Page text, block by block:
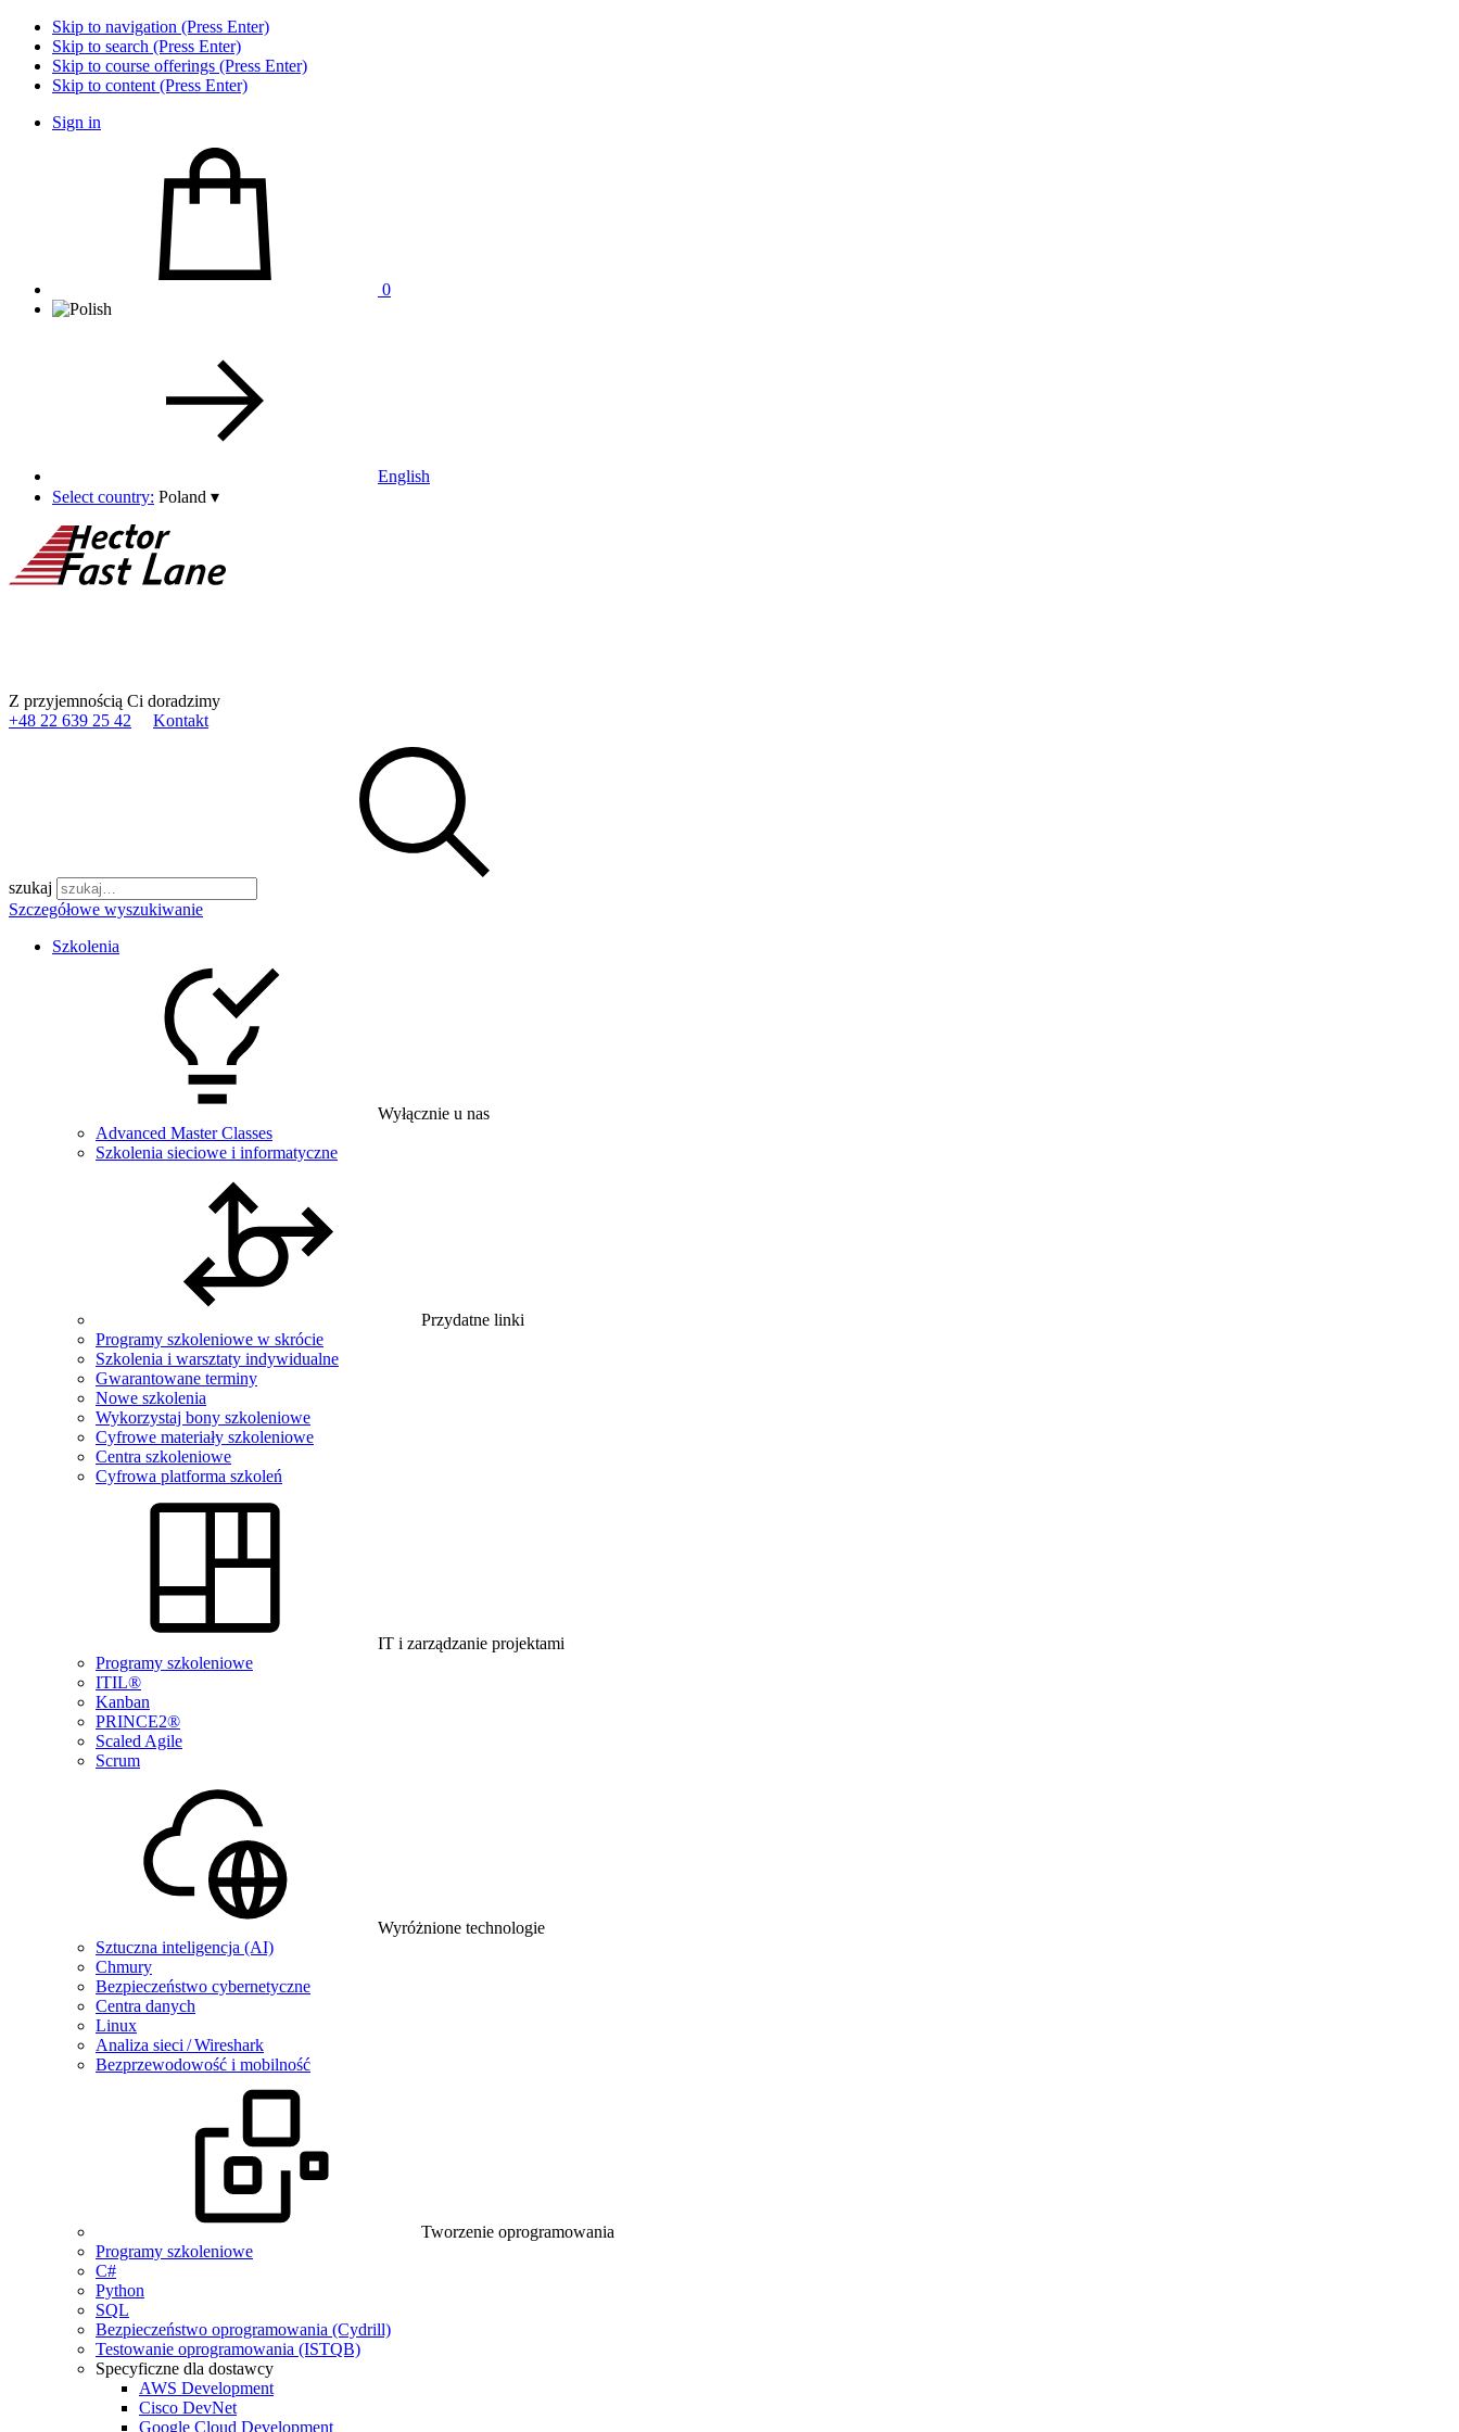
Skip to navigation (Press Enter)
Skip to search (Press Enter)
Skip to course offerings (Press Enter)
Skip to content (Press Enter)
Sign in
0
English
Select country: Poland ▾
Z przyjemnością Ci doradzimy
+48 22 639 25 42
Kontakt
szukaj
Szczegółowe wyszukiwanie
Szkolenia
Wyłącznie u nas
Advanced Master Classes
Szkolenia sieciowe i informatyczne
Przydatne linki
Programy szkoleniowe w skrócie
Szkolenia i warsztaty indywidualne
Gwarantowane terminy
Nowe szkolenia
Wykorzystaj bony szkoleniowe
Cyfrowe materiały szkoleniowe
Centra szkoleniowe
Cyfrowa platforma szkoleń
IT i zarządzanie projektami
Programy szkoleniowe
ITIL®
Kanban
PRINCE2®
Scaled Agile
Scrum
Wyróżnione technologie
Sztuczna inteligencja (AI)
Chmury
Bezpieczeństwo cybernetyczne
Centra danych
Linux
Analiza sieci / Wireshark
Bezprzewodowość i mobilność
Tworzenie oprogramowania
Programy szkoleniowe
C#
Python
SQL
Bezpieczeństwo oprogramowania (Cydrill)
Testowanie oprogramowania (ISTQB)
Specyficzne dla dostawcy
AWS Development
Cisco DevNet
Google Cloud Development